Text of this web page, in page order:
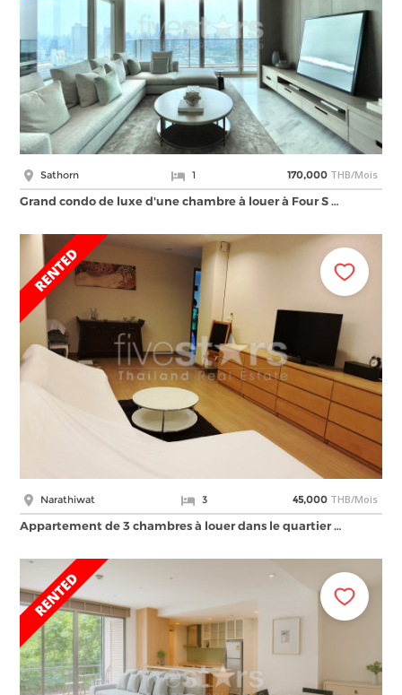
Sathorn 1 170,000 THB/Mois
Grand condo de luxe d'une chambre à louer à Four S …
Narathiwat 3 45,000 THB/Mois
Appartement de 3 chambres à louer dans le quartier …